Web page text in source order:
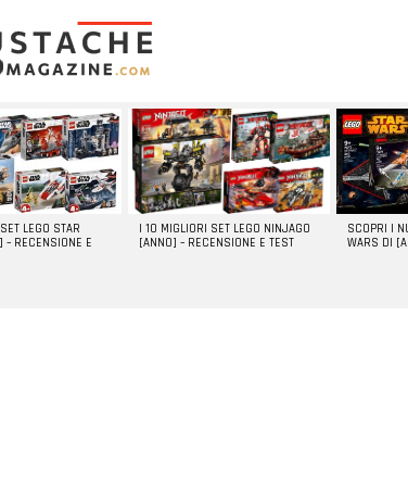
LEGO STAR
RECENSIONE E
I 10 MIGLIORI SET LEGO NINJAGO
[ANNO] – RECENSIONE E TEST
SCOPRI I
WARS DI